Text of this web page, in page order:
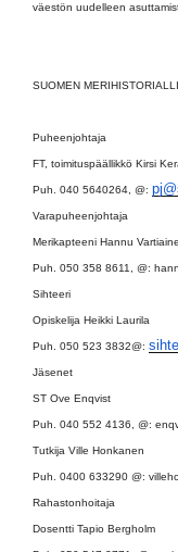
väestön uudelleen
SUOMEN
Puheenjohtaja
FT, toimituspäällikkö Kirsi
Puh. 040 5640264, @:
Varapuheenjohtaja
Merikapteeni Hannu
Puh. 050 358 8611, @:
Sihteeri
Opiskelija Heikki Laurila
Puh. 050 523 3832@:
Jäsenet
ST Ove Enqvist
Puh. 040 552 4136, @:
Tutkija Ville Honkanen
Puh. 0400 633290 @:
Rahastonhoitaja
Dosentti Tapio Bergholm